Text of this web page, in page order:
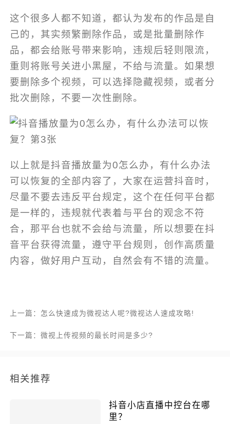
这个很多人都不知道，都认为发布的作品是自
己的，其实频繁删除作品，或是批量删除作
品，都会给账号带来影响，违规后轻则限流，
重则将账号关进小黑屋，不给与流量。如果想
要删除多个视频，可以选择隐藏视频，或者分
批次删除，不要一次性删除。
以上就是抖音播放量为0怎么办，有什么办法
可以恢复的全部内容了，大家在运营抖音时，
尽量不要去违反平台规定，这个在任何平台都
是一样的，违规就代表着与平台的观念不符
合，那平台也就不会给与流量，所以想要在抖
音平台获得流量，遵守平台规则，创作高质量
内容，做好用户互动，自然会有不错的流量。
上一篇：怎么快速成为微视达人呢?微视达人速成攻略!
下一篇：微视上传视频的最长时间是多少?
相关推荐
抖音小店直播中控台在哪
里？